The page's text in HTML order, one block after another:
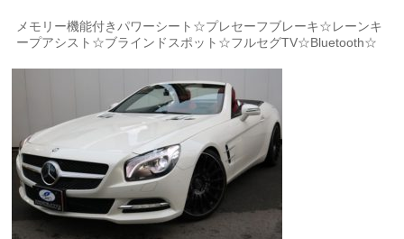
メモリー機能付きパワーシート☆プレセーフブレーキ☆レーンキ
ープアシスト☆ブラインドスポット☆フルセグTV☆Bluetooth☆